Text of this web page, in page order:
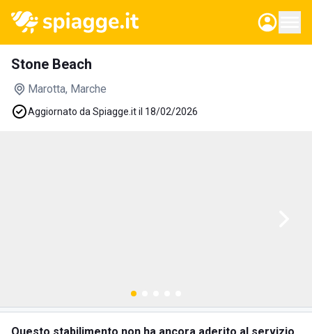
Stone Beach
Marotta, Marche
Aggiornato da Spiagge.it il 18/02/2026